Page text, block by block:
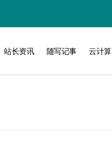
站长资讯 随写记事 云计算